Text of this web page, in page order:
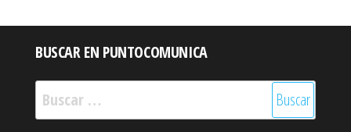
BUSCAR EN PUNTOCOMUNICA
Buscar: